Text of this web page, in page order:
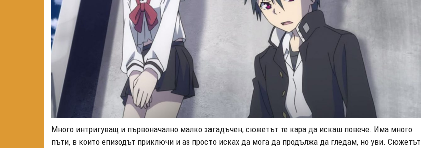
Много интригуващ и първоначално малко загадъчен, сюжетът те кара да искаш повече. Има много
пъти, в които епизодът приключи и аз просто исках да мога да продължа да гледам, но уви. Сюжетът